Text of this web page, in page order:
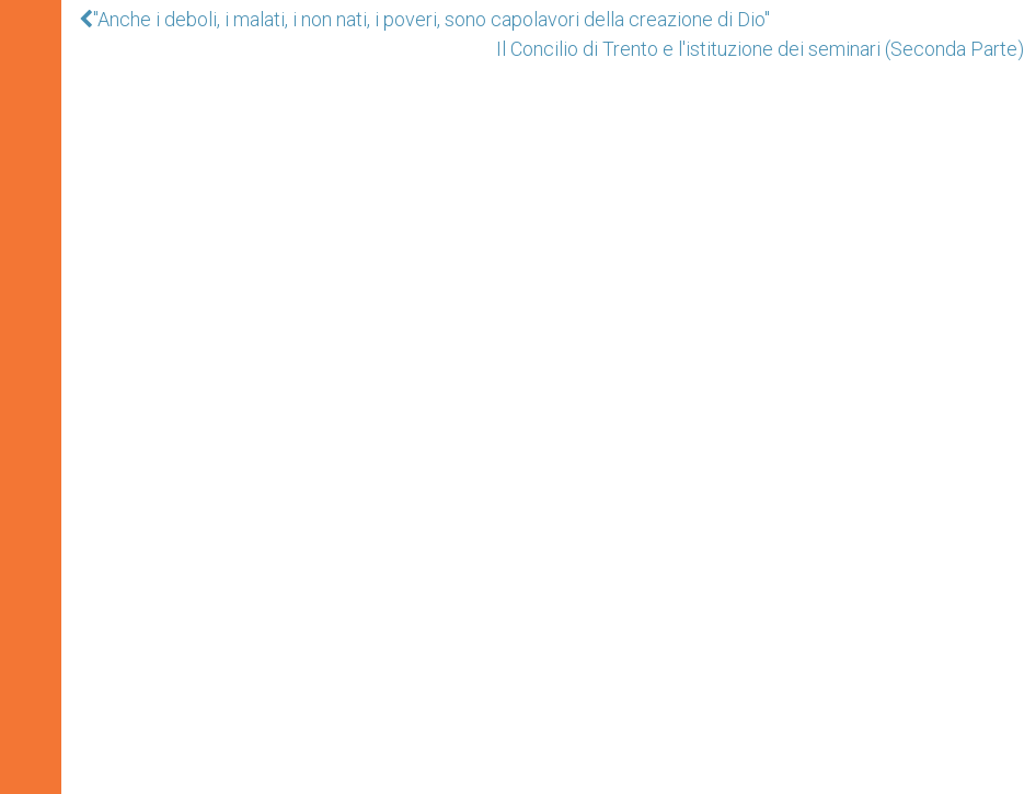
"Anche i deboli, i malati, i non nati, i poveri, sono capolavori della creazione di Dio"
Il Concilio di Trento e l'istituzione dei seminari (Seconda Parte)